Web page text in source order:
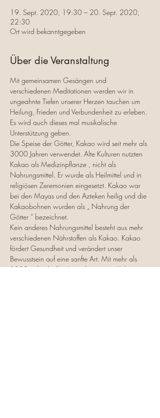
19. Sept. 2020, 19:30 – 20. Sept. 2020,
22:30
Ort wird bekanntgegeben
Über die Veranstaltung
Mit gemeinsamen Gesängen und
verschiedenen Meditationen werden wir in
ungeahnte Tiefen unserer Herzen tauchen um
Heilung, Frieden und Verbundenheit zu erleben.
Es wird auch dieses mal musikalische
Unterstützung geben.
Die Speise der Götter, Kakao wird seit mehr als
3000 Jahren verwendet. Alte Kulturen nutzten
Kakao als Medizinpflanze , nicht als
Nahrungsmittel. Er wurde als Heilmittel und in
religiösen Zeremonien eingesetzt. Kakao war
bei den Mayas und den Azteken heilig und die
Kakaobohnen wurden als „ Nahrung der
Götter “ bezeichnet.
Kein anderes Nahrungsmittel besteht aus mehr
verschiedenen Nährstoffen als Kakao. Kakao
fördert Gesundheit und verändert unser
Bewusstsein auf eine sanfte Art. Mit mehr als
1200 individuellen Ingredienzien ist Kakao